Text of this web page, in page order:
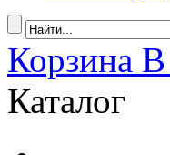
Корзина В
Каталог